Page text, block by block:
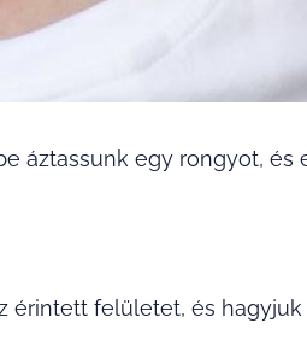
áztassunk egy rongyot, és
érintett felületet, és hagyjuk